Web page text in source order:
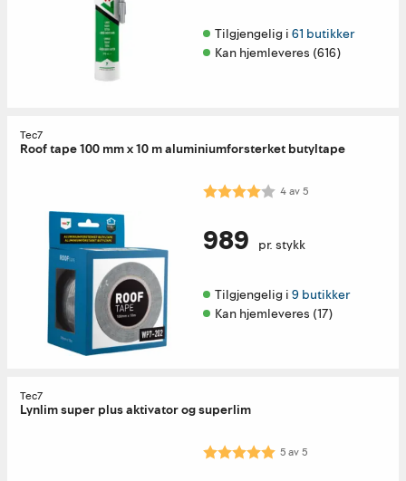
Tilgjengelig i 61 butikker
Kan hjemleveres (616)
Tec7
Roof tape 100 mm x 10 m aluminiumforsterket butyltape
Karakter: 4.0 av 5 mulige
4av5
989 pr. stykk
Tilgjengelig i 9 butikker
Kan hjemleveres (17)
Tec7
Lynlim super plus aktivator og superlim
Karakter: 5.0 av 5 mulige
5av5